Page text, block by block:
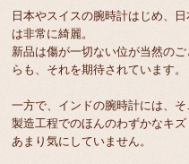
日本やスイスの腕時計はじめ、
は非常に綺麗。
新品は傷が一切ない位が当然の
らも、それを期待されています。
一方で、インドの腕時計には、
製造工程でのほんのわずかなキ
あまり気にしていません。